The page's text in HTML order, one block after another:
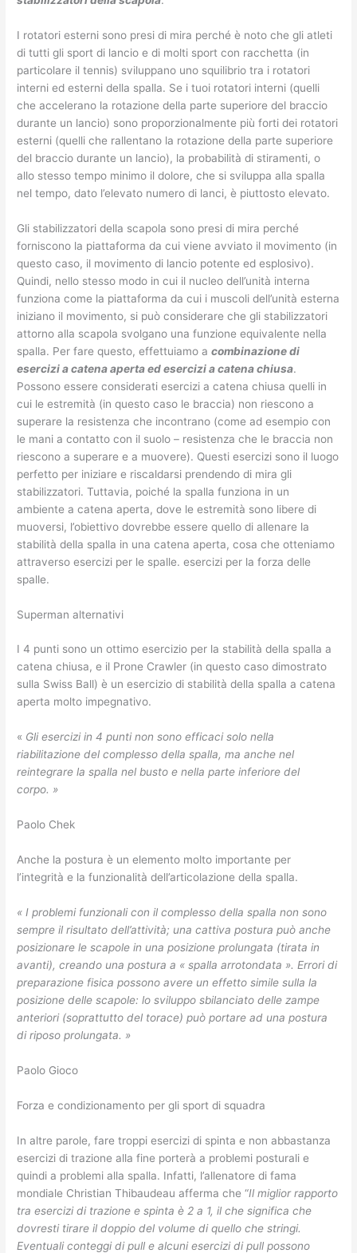
I rotatori esterni sono presi di mira perché è noto che gli atleti
di tutti gli sport di lancio e di molti sport con racchetta (in
particolare il tennis) sviluppano uno squilibrio tra i rotatori
interni ed esterni della spalla. Se i tuoi rotatori interni (quelli
che accelerano la rotazione della parte superiore del braccio
durante un lancio) sono proporzionalmente più forti dei rotatori
esterni (quelli che rallentano la rotazione della parte superiore
del braccio durante un lancio), la probabilità di stiramenti, o
allo stesso tempo minimo il dolore, che si sviluppa alla spalla
nel tempo, dato l’elevato numero di lanci, è piuttosto elevato.
Gli stabilizzatori della scapola sono presi di mira perché
forniscono la piattaforma da cui viene avviato il movimento (in
questo caso, il movimento di lancio potente ed esplosivo).
Quindi, nello stesso modo in cui il nucleo dell’unità interna
funziona come la piattaforma da cui i muscoli dell’unità esterna
iniziano il movimento, si può considerare che gli stabilizzatori
attorno alla scapola svolgano una funzione equivalente nella
spalla. Per fare questo, effettuiamo acombinazione di
esercizi a catena aperta ed esercizi a catena chiusa.
Possono essere considerati esercizi a catena chiusa quelli in
cui le estremità (in questo caso le braccia) non riescono a
superare la resistenza che incontrano (come ad esempio con
le mani a contatto con il suolo – resistenza che le braccia non
riescono a superare e a muovere). Questi esercizi sono il luogo
perfetto per iniziare e riscaldarsi prendendo di mira gli
stabilizzatori. Tuttavia, poiché la spalla funziona in un
ambiente a catena aperta, dove le estremità sono libere di
muoversi, l’obiettivo dovrebbe essere quello di allenare la
stabilità della spalla in una catena aperta, cosa che otteniamo
attraverso esercizi per le spalle. esercizi per la forza delle
spalle.
Superman alternativi
I 4 punti sono un ottimo esercizio per la stabilità della spalla a
catena chiusa, e il Prone Crawler (in questo caso dimostrato
sulla Swiss Ball) è un esercizio di stabilità della spalla a catena
aperta molto impegnativo.
« Gli esercizi in 4 punti non sono efficaci solo nella
riabilitazione del complesso della spalla, ma anche nel
reintegrare la spalla nel busto e nella parte inferiore del
corpo. »
Paolo Chek
Anche la postura è un elemento molto importante per
l’integrità e la funzionalità dell’articolazione della spalla.
« I problemi funzionali con il complesso della spalla non sono
sempre il risultato dell’attività; una cattiva postura può anche
posizionare le scapole in una posizione prolungata (tirata in
avanti), creando una postura a « spalla arrotondata ». Errori di
preparazione fisica possono avere un effetto simile sulla la
posizione delle scapole: lo sviluppo sbilanciato delle zampe
anteriori (soprattutto del torace) può portare ad una postura
di riposo prolungata. »
Paolo Gioco
Forza e condizionamento per gli sport di squadra
In altre parole, fare troppi esercizi di spinta e non abbastanza
esercizi di trazione alla fine porterà a problemi posturali e
quindi a problemi alla spalla. Infatti, l’allenatore di fama
mondiale Christian Thibaudeau afferma che “Il miglior rapporto
tra esercizi di trazione e spinta è 2 a 1, il che significa che
dovresti tirare il doppio del volume di quello che stringi.
Eventuali conteggi di pull e alcuni esercizi di pull possono